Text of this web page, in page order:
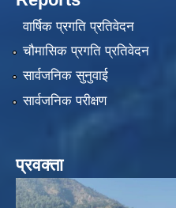
वार्षिक प्रगति प्रतिवेदन
चौमासिक प्रगति प्रतिवेदन
सार्वजनिक सुनुवाई
सार्वजनिक परीक्षण
प्रवक्ता